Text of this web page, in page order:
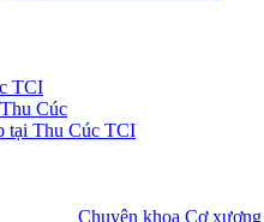
TCI
Cúc
tại Thu Cúc TCI
Chuyên khoa Cơ